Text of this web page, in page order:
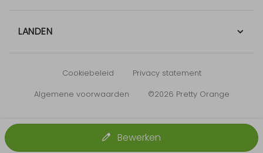
Bewerken
LANDEN
Cookiebeleid
Privacy statement
Algemene voorwaarden
©2026 Pretty Orange